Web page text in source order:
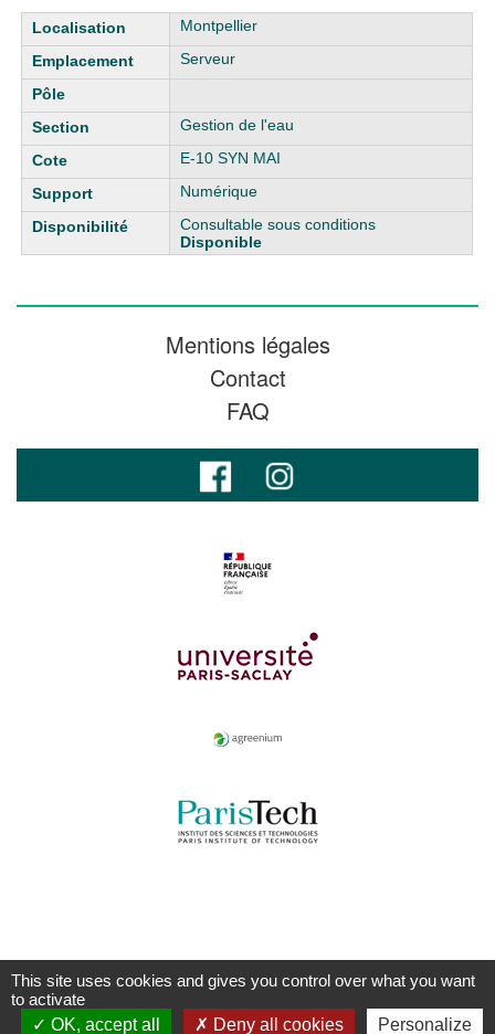
Liste des exemplaires
Montpellier
Serveur
Gestion de l'eau
E-10 SYN MAI
Numérique
Consultable sous conditions
Disponible
Mentions légales
Contact
FAQ
This site uses cookies and gives you control over what you want
to activate
OK, accept all
Deny all cookies Personalize